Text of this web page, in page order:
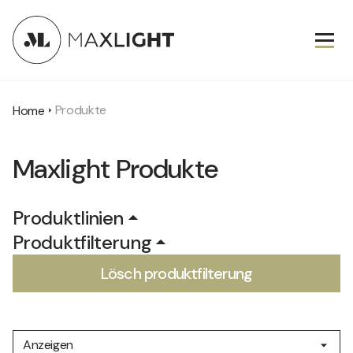
Home Produkte
Maxlight Produkte
Produktlinien
Neu
Deco
Garden
Produktfilterung
Deckenleuchten
Lösch produktfilterung
Anzeigen